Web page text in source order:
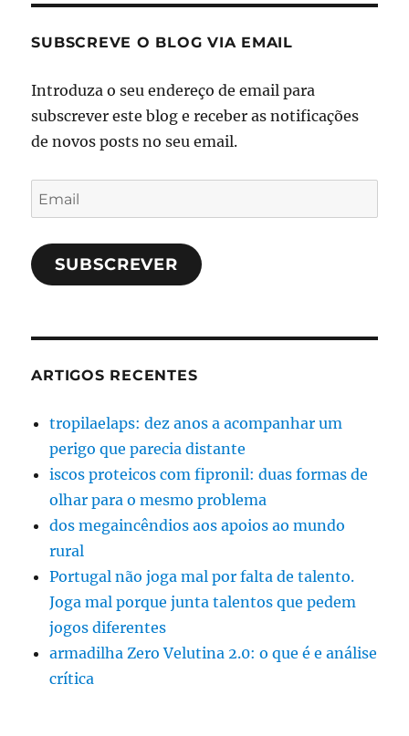
SUBSCREVE O BLOG VIA EMAIL
Introduza o seu endereço de email para
subscrever este blog e receber as notificações
de novos posts no seu email.
Email
SUBSCREVER
ARTIGOS RECENTES
tropilaelaps: dez anos a acompanhar um
perigo que parecia distante
iscos proteicos com fipronil: duas formas de
olhar para o mesmo problema
dos megaincêndios aos apoios ao mundo
rural
Portugal não joga mal por falta de talento.
Joga mal porque junta talentos que pedem
jogos diferentes
armadilha Zero Velutina 2.0: o que é e análise
crítica